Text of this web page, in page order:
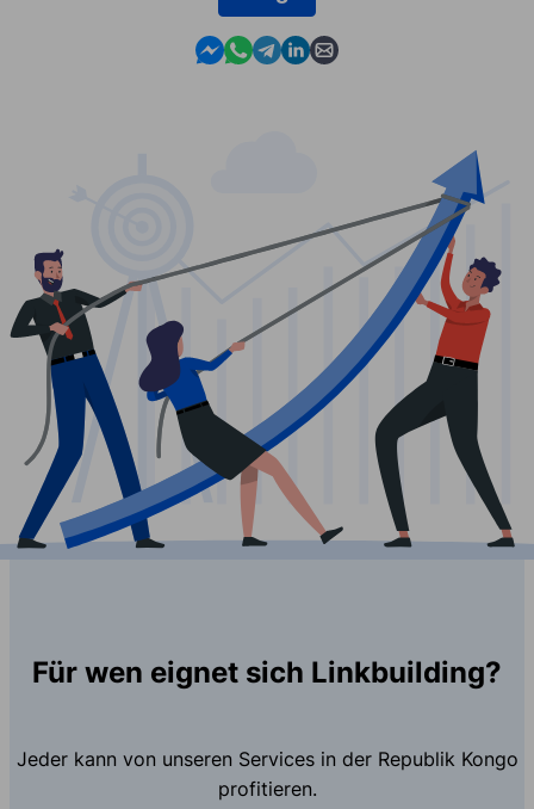
Contact us in Messenger
Contact us in WhatsApp
Contact us in Telegram
Contact us in Linkedin
Contact us by email
Für wen eignet sich Linkbuilding?
Jeder kann von unseren Services in der Republik Kongo
profitieren.